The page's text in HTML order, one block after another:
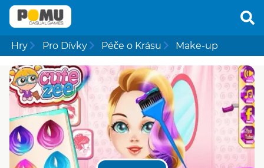
Hry Pro Dívky Péče o Krásu Make-up